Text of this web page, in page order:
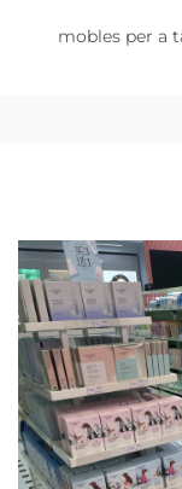
mobles per a